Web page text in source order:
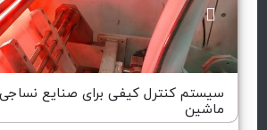
سیستم کنترل کیفی برای صنایع
ماشین